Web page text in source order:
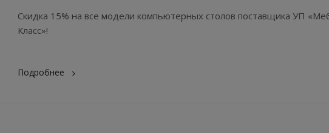
Скидка 15% на все модели компьютерных столов поставщика УП
Класс»!
Подробнее